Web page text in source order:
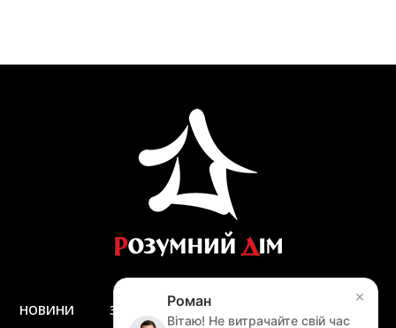
НОВИНИ ЗАПИТАННЯ ТА ВІДПОВІДІ
Роман
Вітаю! Не витрачайте свій час
×